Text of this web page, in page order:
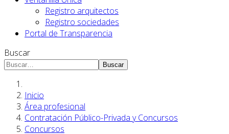
Registro arquitectos
Registro sociedades
Portal de Transparencia
Buscar
Buscar
Inicio
Área profesional
Contratación Público-Privada y Concursos
Concursos